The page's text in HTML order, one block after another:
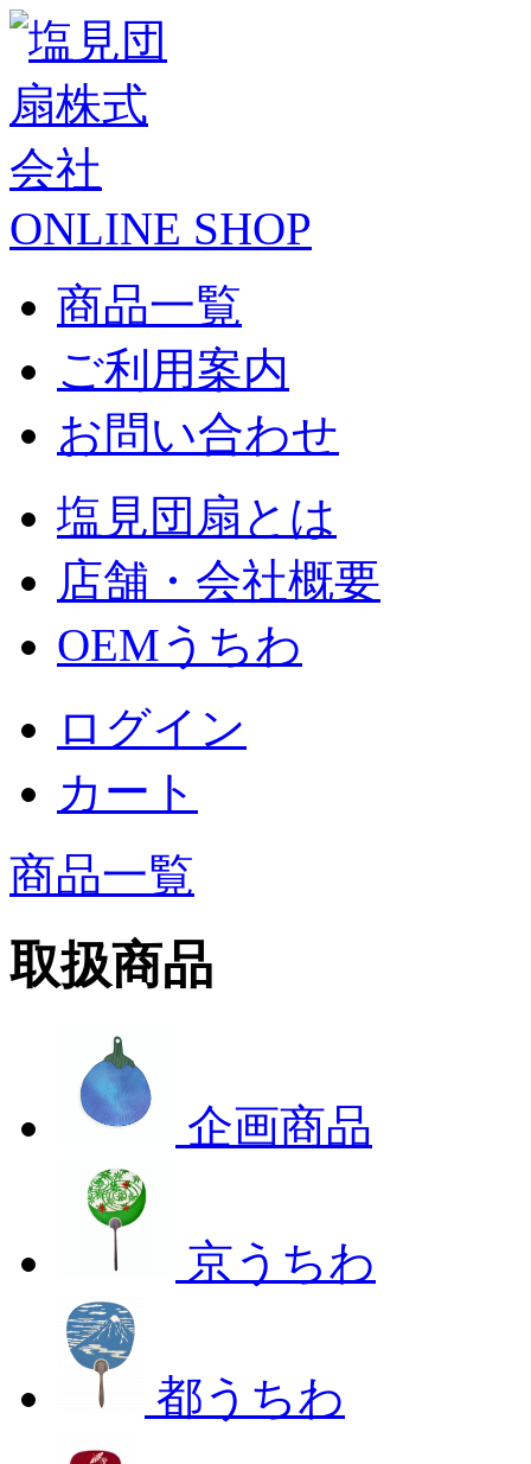
ONLINE SHOP
商品一覧
ご利用案内
お問い合わせ
塩見団扇とは
店舗・会社概要
OEMうちわ
ログイン
カート
商品一覧
取扱商品
企画商品
京うちわ
都うちわ